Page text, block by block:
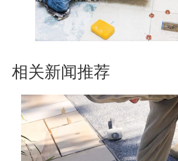
相关新闻推荐